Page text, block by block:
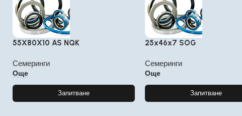
55X80X10 AS NQK
Семеринги
Още
Запитване
25x46x7 SOG
Семеринги
Още
Запитване